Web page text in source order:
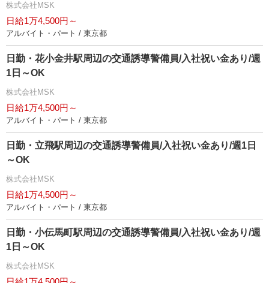
株式会社MSK
日給1万4,500円～
アルバイト・パート / 東京都
日勤・花小金井駅周辺の交通誘導警備員/入社祝い金あり/週
1日～OK
株式会社MSK
日給1万4,500円～
アルバイト・パート / 東京都
日勤・立飛駅周辺の交通誘導警備員/入社祝い金あり/週1日
～OK
株式会社MSK
日給1万4,500円～
アルバイト・パート / 東京都
日勤・小伝馬町駅周辺の交通誘導警備員/入社祝い金あり/週
1日～OK
株式会社MSK